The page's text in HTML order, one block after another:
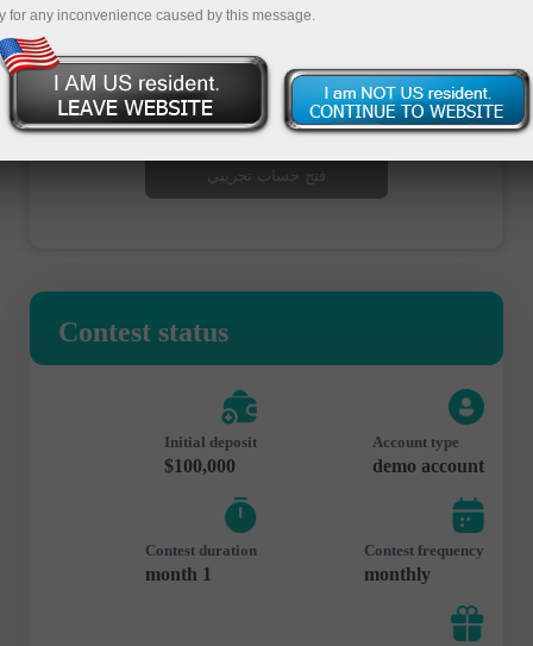
فتح حساب تداول
فتح حساب تجريبي
Contest status
Account type
demo account
Initial deposit
$100,000
Contest frequency
monthly
Contest duration
1 month
for any inconvenience caused by this message.